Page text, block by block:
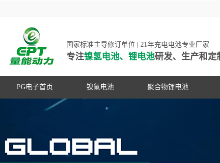
国家标准主导修订单位 | 21年充电电池专业厂家
专注镍氢电池、锂电池研发、生产和定
PG电子首页 镍氢电池 聚合物锂电池
高容量镍氢电池
超低自放电镍氢电池